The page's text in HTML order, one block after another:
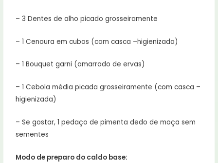
– 3 Dentes de alho picado grosseiramente
– 1 Cenoura em cubos (com casca –higienizada)
– 1 Bouquet garni (amarrado de ervas)
– 1 Cebola média picada grosseiramente (com casca –
higienizada)
– Se gostar, 1 pedaço de pimenta dedo de moça sem
sementes
Modo de preparo do caldo base: